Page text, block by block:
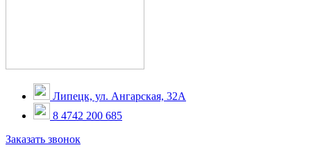
Липецк, ул. Ангарская, 32А
8 4742 200 685
Заказать звонок